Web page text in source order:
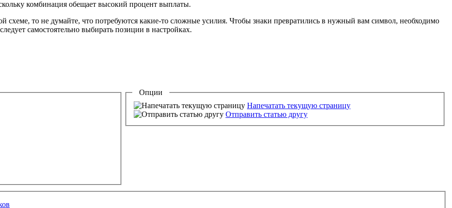
комбинация обещает высокий процент выплаты.
схеме, то не думайте, что потребуются какие-то сложные усилия. Чтобы знаки превратились в нужный вам символ, необходимо
самостоятельно выбирать позиции в настройках.
Опции
Напечатать текущую страницу
Отправить статью другу